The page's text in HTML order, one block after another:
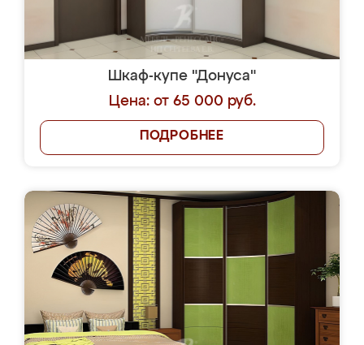
Шкаф-купе "Донуса"
Цена: от 65 000 руб.
ПОДРОБНЕЕ